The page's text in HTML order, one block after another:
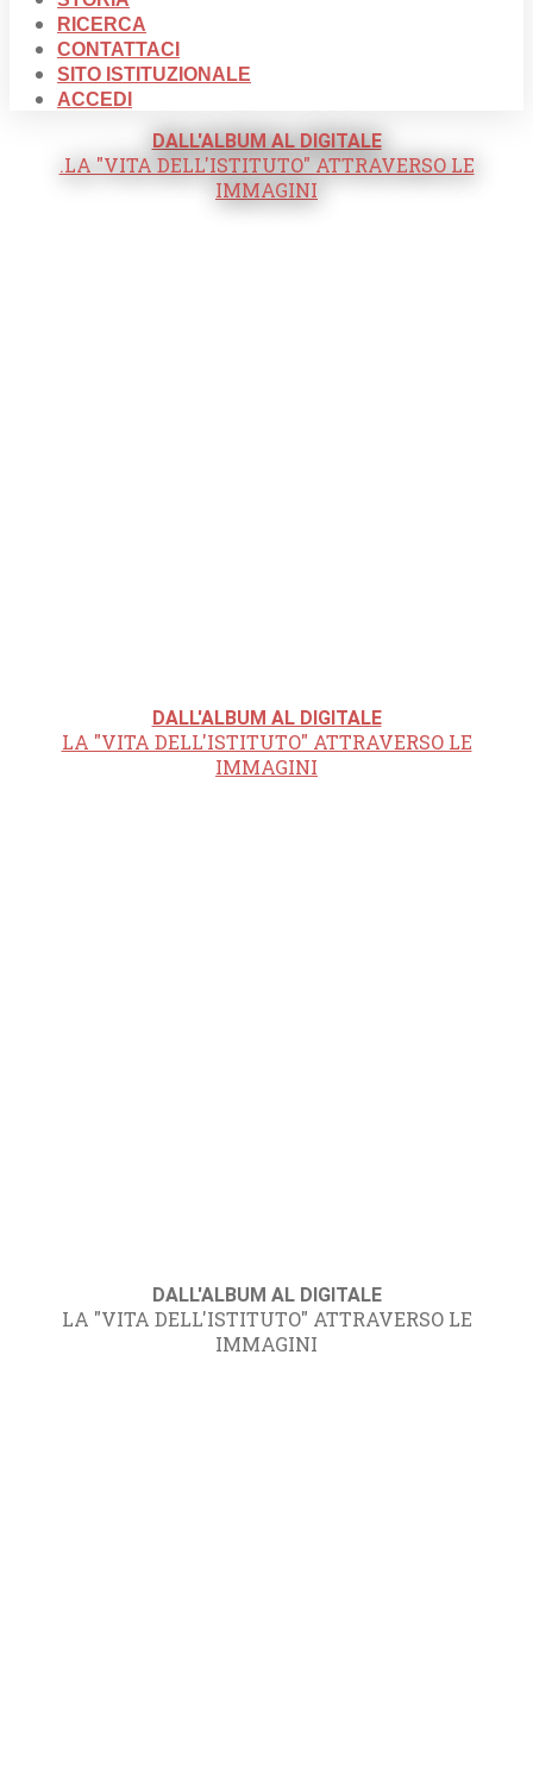
RICERCA
CONTATTACI
SITO ISTITUZIONALE
ACCEDI
DALL'ALBUM AL DIGITALE
.LA "VITA DELL'ISTITUTO" ATTRAVERSO LE
IMMAGINI
DALL'ALBUM AL DIGITALE
LA "VITA DELL'ISTITUTO" ATTRAVERSO LE
IMMAGINI
DALL'ALBUM AL DIGITALE
LA "VITA DELL'ISTITUTO" ATTRAVERSO LE
IMMAGINI